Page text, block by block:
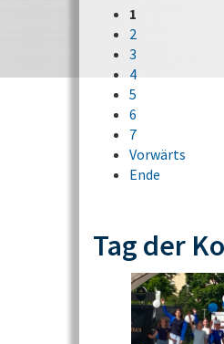
1
2
3
4
5
6
7
Vorwärts
Ende
Tag der